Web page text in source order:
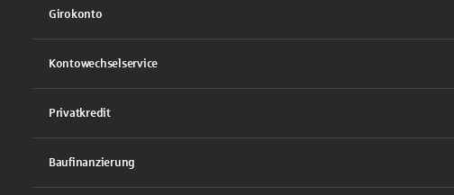
Girokonto
Kontowechselservice
Privatkredit
Baufinanzierung